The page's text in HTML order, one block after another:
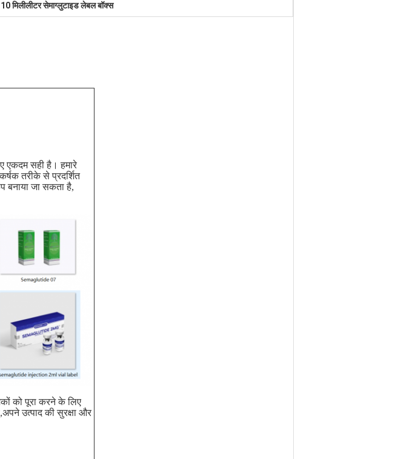
10 मिलीलीटर सेमाग्लुटाइड लेबल बॉक्स
एकदम सही है। हमारे
तरीके से प्रदर्शित
जा सकता है,
को पूरा करने के लिए
उत्पाद की सुरक्षा और